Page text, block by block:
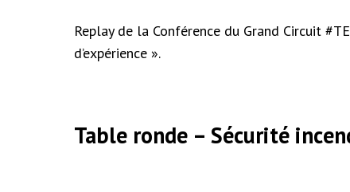
Replay de la Conférence du Grand Circuit
d’expérience ».
Table ronde – Sécurité